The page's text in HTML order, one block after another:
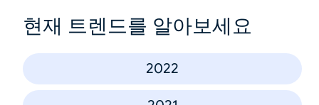
현재 트렌드를 알아보세요
2022